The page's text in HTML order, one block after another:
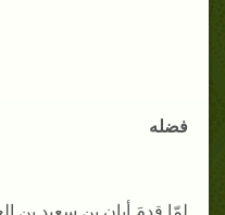
فضله
لمّا قدِمَ أبان بن سعيد بن